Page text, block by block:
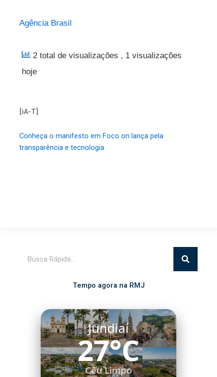
Agência Brasil
2 total de visualizações , 1 visualizações
hoje
[iA-T]
Conheça o manifesto em Foco on lança pela
transparência e tecnologia
Tempo agora na RMJ
Jundiaí
27°C
Céu Limpo